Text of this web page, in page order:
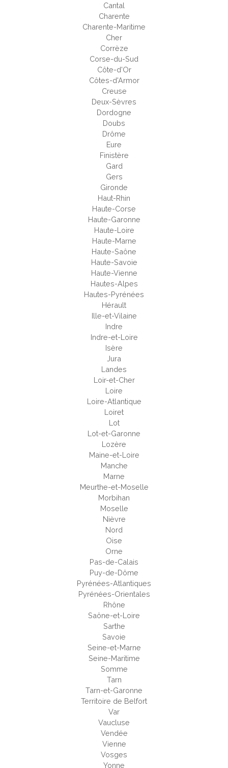
Cantal
Charente
Charente-Maritime
Cher
Corrèze
Corse-du-Sud
Côte-d'Or
Côtes-d'Armor
Creuse
Deux-Sèvres
Dordogne
Doubs
Drôme
Eure
Finistère
Gard
Gers
Gironde
Haut-Rhin
Haute-Corse
Haute-Garonne
Haute-Loire
Haute-Marne
Haute-Saône
Haute-Savoie
Haute-Vienne
Hautes-Alpes
Hautes-Pyrénées
Hérault
Ille-et-Vilaine
Indre
Indre-et-Loire
Isère
Jura
Landes
Loir-et-Cher
Loire
Loire-Atlantique
Loiret
Lot
Lot-et-Garonne
Lozère
Maine-et-Loire
Manche
Marne
Meurthe-et-Moselle
Morbihan
Moselle
Nièvre
Nord
Oise
Orne
Pas-de-Calais
Puy-de-Dôme
Pyrénées-Atlantiques
Pyrénées-Orientales
Rhône
Saône-et-Loire
Sarthe
Savoie
Seine-et-Marne
Seine-Maritime
Somme
Tarn
Tarn-et-Garonne
Territoire de Belfort
Var
Vaucluse
Vendée
Vienne
Vosges
Yonne